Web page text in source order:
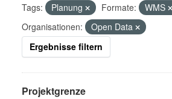
Tags: Planung Formate: WMS
Organisationen:
Open Data
Ergebnisse filtern
Projektgrenze